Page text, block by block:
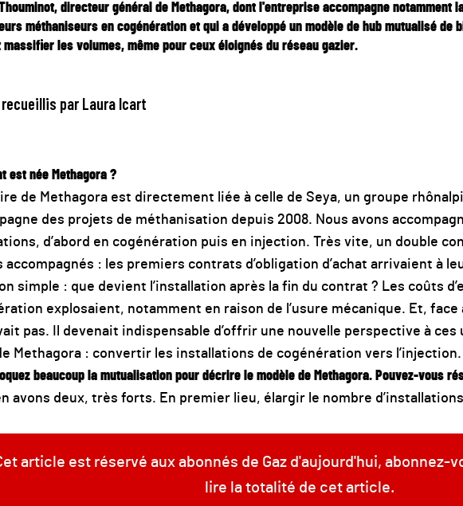
directeur général de Methagora, dont l'entreprise accompagne notamment
méthaniseurs en cogénération et qui a développé un modèle de hub mutualisé de
les volumes, même pour ceux éloignés du réseau gazier.
recueillis par Laura Icart
est née Methagora ?
de Methagora est directement liée à celle de Seya, un groupe
des projets de méthanisation depuis 2008. Nous avons
d’abord en cogénération puis en injection. Très vite, un double
accompagnés : les premiers contrats d’obligation d’achat arrivaient à
simple : que devient l’installation après la fin du contrat ? Les coûts
explosaient, notamment en raison de l’usure mécanique. Et, face
pas. Il devenait indispensable d’offrir une nouvelle perspective à ces
Methagora : convertir les installations de cogénération vers l’injection.
beaucoup la mutualisation pour décrire le modèle de Methagora. Pouvez-vous
avons deux, très forts. En premier lieu, élargir le nombre
article est réservé aux abonnés de Gaz d'aujourd'hui, abonnez-
lire la totalité de cet article.